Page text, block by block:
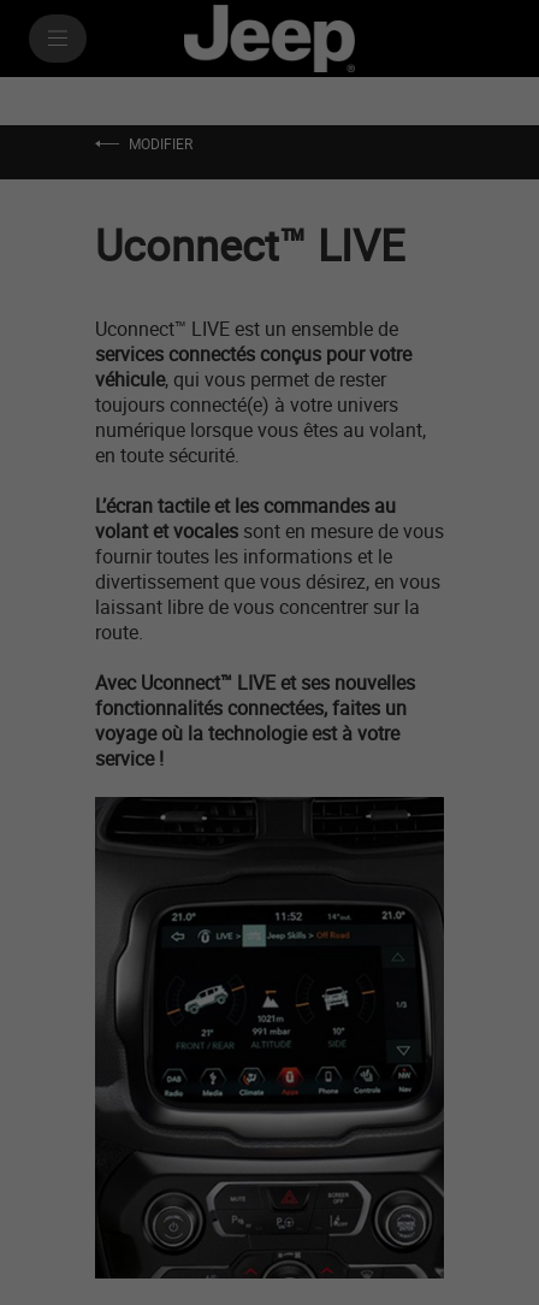
MODIFIER
Uconnect™ LIVE
Uconnect™ LIVE est un ensemble de
services connectés conçus pour votre
véhicule, qui vous permet de rester
toujours connecté(e) à votre univers
numérique lorsque vous êtes au volant,
en toute sécurité.
L’écran tactile et les commandes au
volant et vocales sont en mesure de vous
fournir toutes les informations et le
divertissement que vous désirez, en vous
laissant libre de vous concentrer sur la
route.
Avec Uconnect™ LIVE et ses nouvelles
fonctionnalités connectées, faites un
voyage où la technologie est à votre
service !